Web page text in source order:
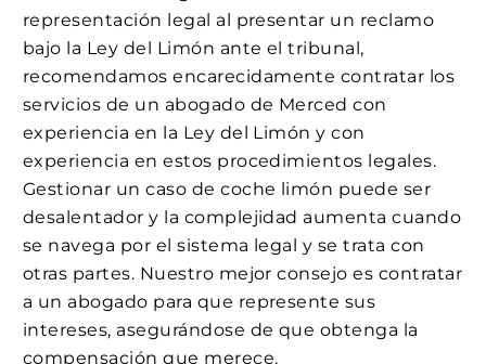
representación legal al presentar un reclamo
bajo la Ley del Limón ante el tribunal,
recomendamos encarecidamente contratar los
servicios de un abogado de Merced con
experiencia en la Ley del Limón y con
experiencia en estos procedimientos legales.
Gestionar un caso de coche limón puede ser
desalentador y la complejidad aumenta cuando
se navega por el sistema legal y se trata con
otras partes. Nuestro mejor consejo es contratar
a un abogado para que represente sus
intereses, asegurándose de que obtenga la
compensación que merece.